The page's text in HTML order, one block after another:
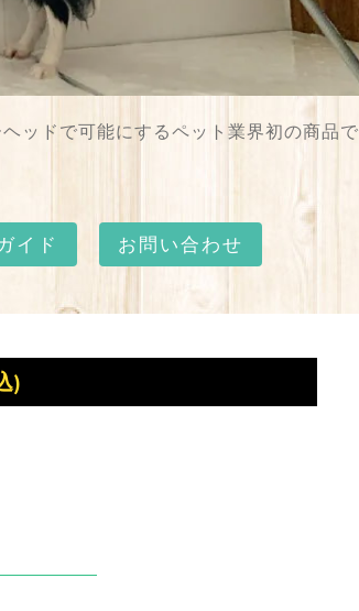
ッドで可能にするペット業界初の商品で
イド お問い合わせ
)